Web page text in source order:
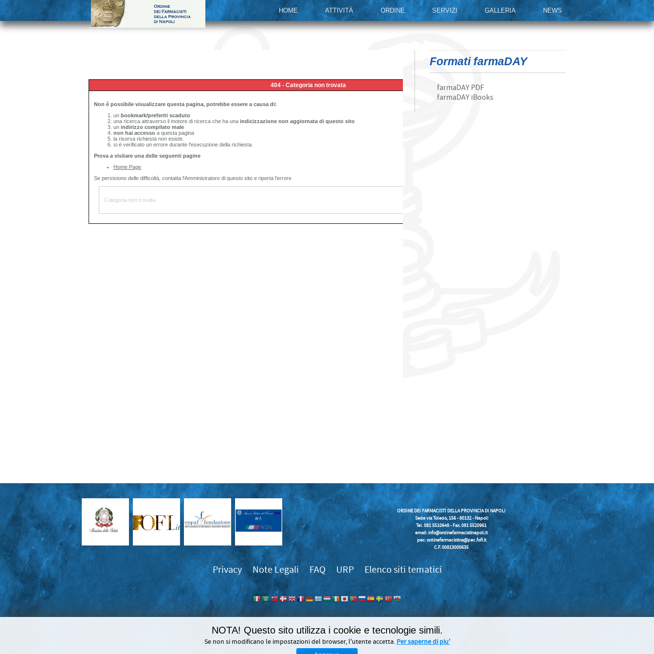
HOME ATTIVITÀ ORDINE SERVIZI GALLERIA NEWS
Formati farmaDAY
farmaDAY PDF
farmaDAY iBooks
ORDINE DEI FARMACISTI DELLA PROVINCIA DI NAPOLI
Sede via Toledo, 156 - 80132 - Napoli
Tel. 081 5510648 - Fax. 081 5520961
email:info@ordinefarmacistinapoli.it
pec: ordinefarmacistina@pec.fofi.it
C.F. 00813000635
Privacy Note Legali FAQ URP Elenco siti tematici
989839
NOTA! Questo sito utilizza i cookie e tecnologie simili.
Se non si modificano le impostazioni del browser, l'utente accetta. Per saperne di piu'